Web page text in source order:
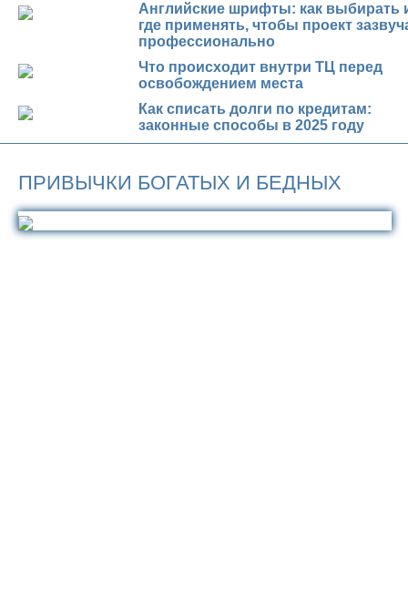
Английские шрифты: как выбирать
где применять, чтобы проект
профессионально
Что происходит внутри ТЦ перед
освобождением места
Как списать долги по кредитам:
законные способы в 2025 году
ПРИВЫЧКИ БОГАТЫХ И БЕДНЫХ